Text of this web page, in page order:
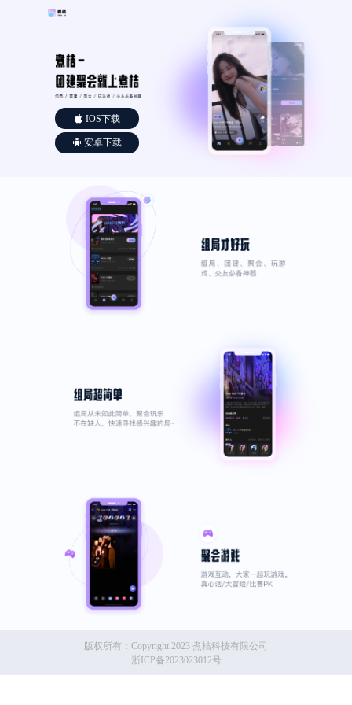
IOS下载
安卓下载
版权所有：Copyright 2023 煮桔科技有限公司
浙ICP备2023023012号